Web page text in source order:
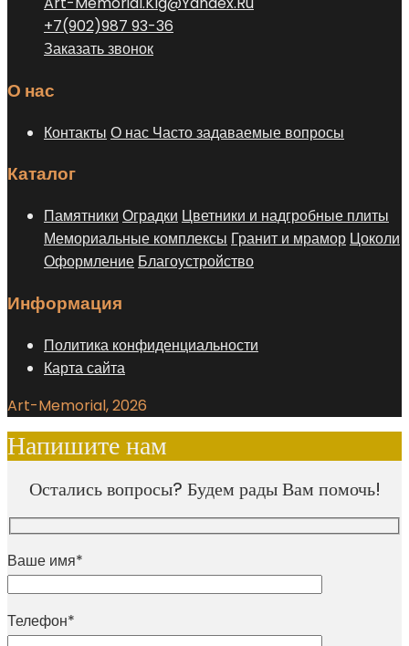
товара.
+7(902)987 93-36
Заказать звонок
О нас
Контакты О нас Часто задаваемые вопросы
Каталог
Памятники Оградки Цветники и надгробные плиты
Мемориальные комплексы Гранит и мрамор Цоколи
Оформление Благоустройство
Информация
Политика конфиденциальности
Карта сайта
Art-Memorial, 2026
Напишите нам
Остались вопросы? Будем рады Вам помочь!
Ваше имя*
Телефон*